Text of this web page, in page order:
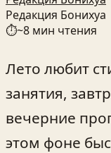
Редакция Бонихуа
⏱~8 мин чтения
Лето любит
занятия,
вечерние
этом фоне